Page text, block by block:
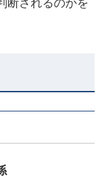
断されるのかを